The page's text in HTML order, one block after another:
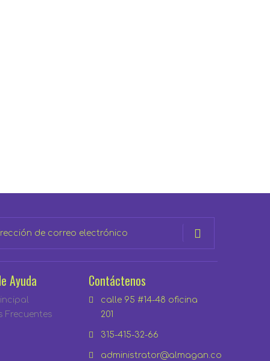
Ayuda
Frecuentes
Contáctenos
calle 95 #14-48 oficina
201
315-415-32-66
administrator@almagan.co